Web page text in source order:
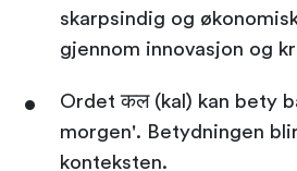
skarpsindig og
gjennom innovasjon og
Ordet कल (kal) kan bety
morgen'. Betydningen
konteksten.